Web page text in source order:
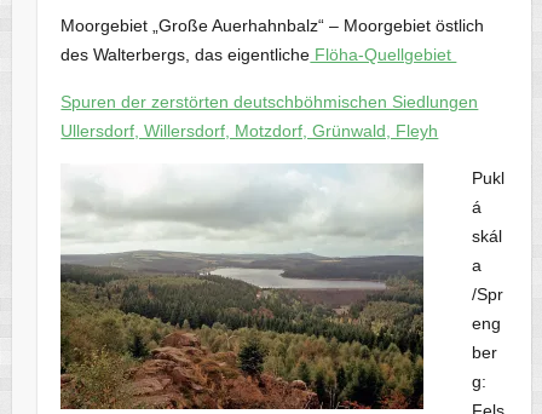
Moorgebiet „Große Auerhahnbalz“ – Moorgebiet östlich
des Walterbergs, das eigentliche Flöha-Quellgebiet
Spuren der zerstörten deutschböhmischen Siedlungen
Ullersdorf, Willersdorf, Motzdorf, Grünwald, Fleyh
Pukl
á
skál
a
/Spr
eng
ber
g: